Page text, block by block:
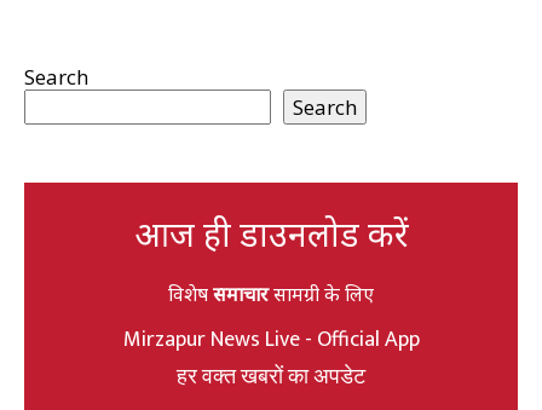
Search
Search
आज ही डाउनलोड करें
विशेषसमाचारसामग्री के लिए
Mirzapur News Live - Official App
हर वक्त खबरों का अपडेट